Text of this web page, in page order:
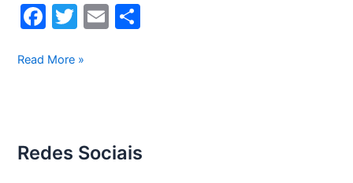
F
c
o
o
T
itt
E
Conserto
12Kg
Read More »
Redes Sociais